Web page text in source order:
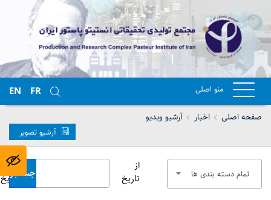
منو اصلی EN FR
صفحه اصلی اخبار آرشیو ویدیو
آرشیو تصویر
تمام دسته بندی ها
از
تاریخ
تا
تاریخجستجو